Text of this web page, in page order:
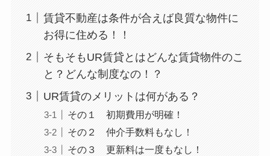
賃貸不動産は条件が合えば良質な物件に
お得に住める！！
そもそもUR賃貸とはどんな賃貸物件のこ
と？どんな制度なの！？
UR賃貸のメリットは何がある？
その１ 初期費用が明確！
その２ 仲介手数料もなし！
その３ 更新料は一度もなし！